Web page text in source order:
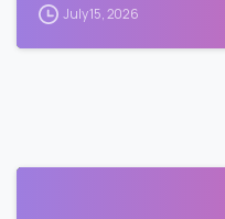
July 15, 2026